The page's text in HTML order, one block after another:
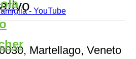
- YouTube
Martellago, Veneto